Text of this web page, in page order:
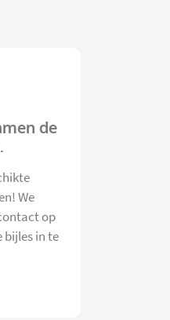
de
We
op
bijles in te